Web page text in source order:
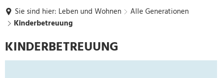
Sie sind hier: Leben und Wohnen
Alle Generationen
Kinderbetreuung
Kinderbetreuung
KINDERBETREUUNG